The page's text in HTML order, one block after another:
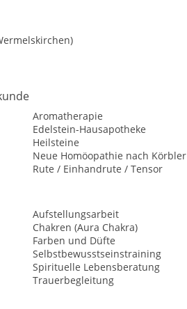
Aromatherapie
Edelstein-Hausapotheke
Heilsteine
Neue Homöopathie nach Körbler
Rute / Einhandrute / Tensor
Aufstellungsarbeit
Chakren (Aura Chakra)
Farben und Düfte
Selbstbewusstseinstraining
Spirituelle Lebensberatung
Trauerbegleitung